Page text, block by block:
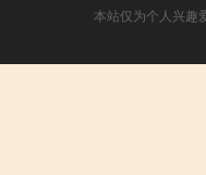
本站仅为个人兴趣